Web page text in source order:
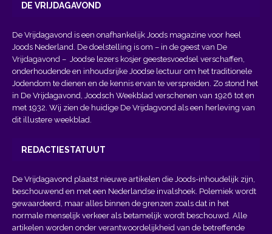
DE VRIJDAGAVOND
De Vrijdagavond is een onafhankelijk Joods magazine voor heel
Joods Nederland. De doelstelling is om – in de geest van De
Vrijdagavond – Joodse lezers kosjer geestesvoedsel verschaffen,
onderhoudende en inhoudsrijke Joodse lectuur om het traditionele
Jodendom te dienen en de kennis ervan te verspreiden. Zo stond het
in De Vrijdagavond, Joodsch Weekblad verschenen van 1926 tot en
met 1932. Wij zien de huidige De Vrijdagvond als een herleving van
dit illustere weekblad.
REDACTIESTATUUT
De Vrijdagavond plaatst nieuwe artikelen die Joods-inhoudelijk zijn,
beschouwend en met een Nederlandse invalshoek. Polemiek wordt
gewaardeerd, maar alles binnen de grenzen zoals dat in het
normale menselijk verkeer als betamelijk wordt beschouwd. Alle
artikelen worden onder verantwoordelijkheid van de betreffende